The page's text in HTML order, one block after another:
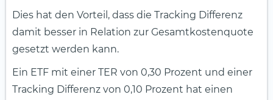
Dies hat den Vorteil, dass die Tracking Differenz
damit besser in Relation zur Gesamtkostenquote
gesetzt werden kann.
Ein ETF mit einer TER von 0,30 Prozent und einer
Tracking Differenz von 0,10 Prozent hat einen